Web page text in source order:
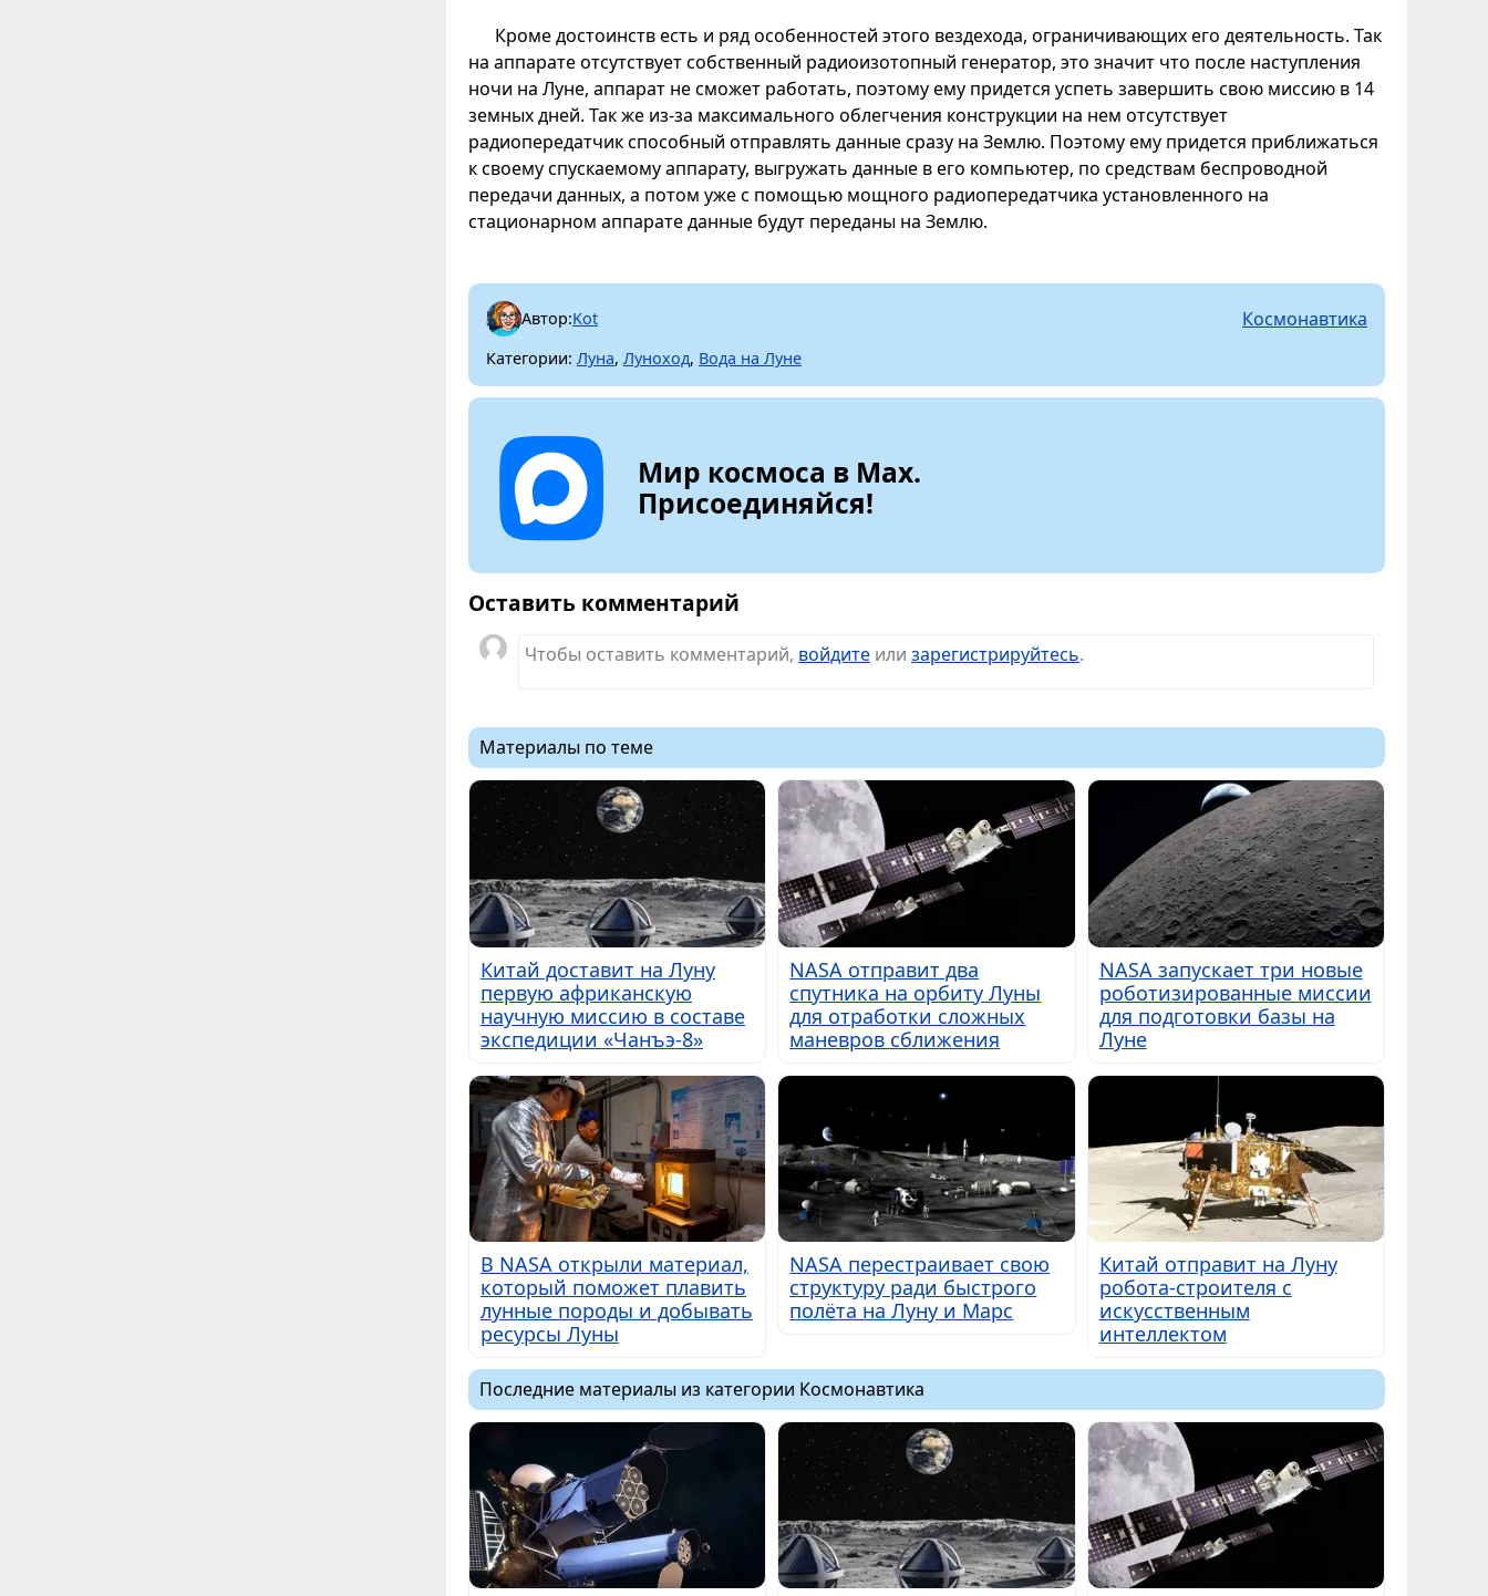
Кроме достоинств есть и ряд особенностей этого вездехода, ограничивающих его деятельность. Так
на аппарате отсутствует собственный радиоизотопный генератор, это значит что после наступления
ночи на Луне, аппарат не сможет работать, поэтому ему придется успеть завершить свою миссию в 14
земных дней. Так же из-за максимального облегчения конструкции на нем отсутствует
радиопередатчик способный отправлять данные сразу на Землю. Поэтому ему придется приближаться
к своему спускаемому аппарату, выгружать данные в его компьютер, по средствам беспроводной
передачи данных, а потом уже с помощью мощного радиопередатчика установленного на
стационарном аппарате данные будут переданы на Землю.
Автор:Kot Космонавтика
Категории: Луна, Луноход, Вода на Луне
Мир космоса в Max.
Присоединяйся!
Оставить комментарий
Чтобы оставить комментарий, войдите или зарегистрируйтесь.
Материалы по теме
Китай доставит на Луну
первую африканскую
научную миссию в составе
экспедиции «Чанъэ-8»
NASA отправит два
спутника на орбиту Луны
для отработки сложных
маневров сближения
NASA запускает три новые
роботизированные миссии
для подготовки базы на
Луне
В NASA открыли материал,
который поможет плавить
лунные породы и добывать
ресурсы Луны
NASA перестраивает свою
структуру ради быстрого
полёта на Луну и Марс
Китай отправит на Луну
робота-строителя с
искусственным
интеллектом
Последние материалы из категории Космонавтика